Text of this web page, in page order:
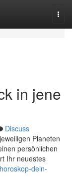
in jene
Discuss
Planeten
persönlichen
Ihr neuestes
dein-